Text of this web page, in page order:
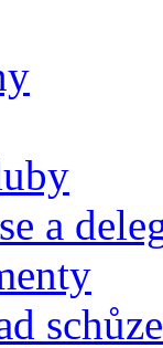
a
schůze